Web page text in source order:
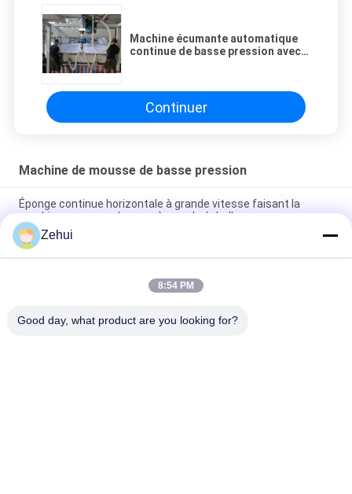
Machine écumante automatique
continue de basse pression avec
Continuer
Machine de mousse de basse pression
Éponge continue horizontale à grande vitesse faisant la
machine pour pour écumer à grande échelle
machine de mousse de basse pression de matelas de
l'éponge 37KW pour dur/doucement mousse de polyuréthane
Machine multifonctionnelle de mousse de basse pression/
Zehui
8:54 PM
Good day, what product are you looking for?